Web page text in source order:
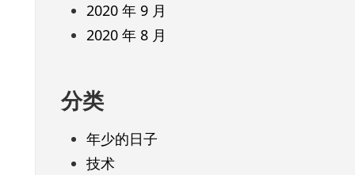
2020 年 9 月
2020 年 8 月
分类
年少的日子
技术